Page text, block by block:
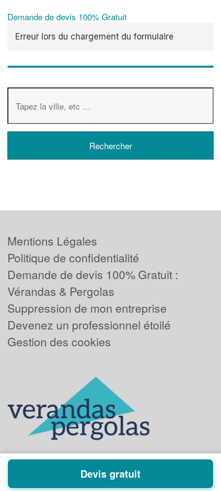
Demande de devis 100% Gratuit
Erreur lors du chargement du formulaire
Mentions Légales
Politique de confidentialité
Demande de devis 100% Gratuit :
Vérandas & Pergolas
Suppression de mon entreprise
Devenez un professionnel étoilé
Gestion des cookies
Powered byPlus que pro
Devis gratuit